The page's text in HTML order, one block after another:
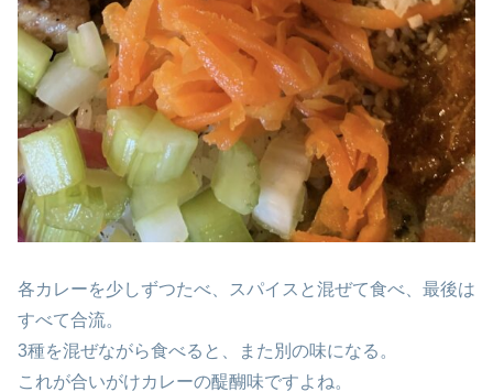
各カレーを少しずつたべ、スパイスと混ぜて食べ、最後は
すべて合流。
3種を混ぜながら食べると、また別の味になる。
これが合いがけカレーの醍醐味ですよね。